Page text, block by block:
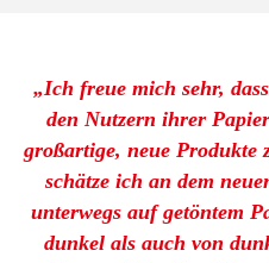
„Ich freue mich sehr,
den Nutzern ihrer
großartige, neue Produkte
schätze ich an dem
unterwegs auf getöntem
dunkel als auch von